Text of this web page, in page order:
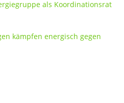
als Koordinationsrat
kämpfen energisch gegen